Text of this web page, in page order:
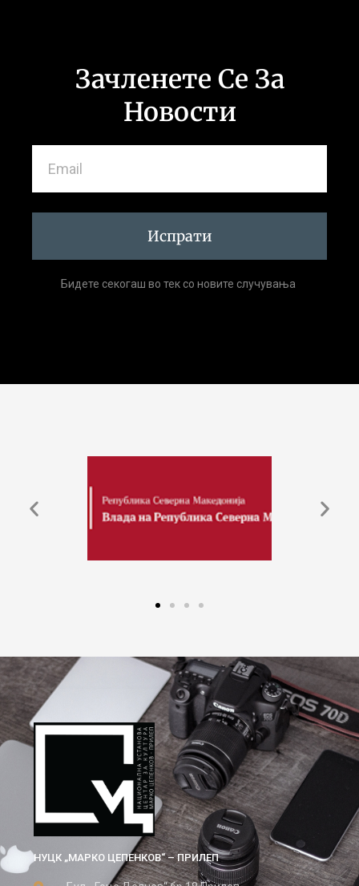
Зачленете Се За
Новости
Испрати
Бидете секогаш во тек со новите случувања
НУЦК „МАРКО ЦЕПЕНКОВ“ – ПРИЛЕП